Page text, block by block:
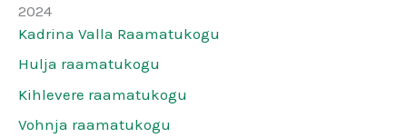
2024
Kadrina Valla Raamatukogu
Hulja raamatukogu
Kihlevere raamatukogu
Vohnja raamatukogu